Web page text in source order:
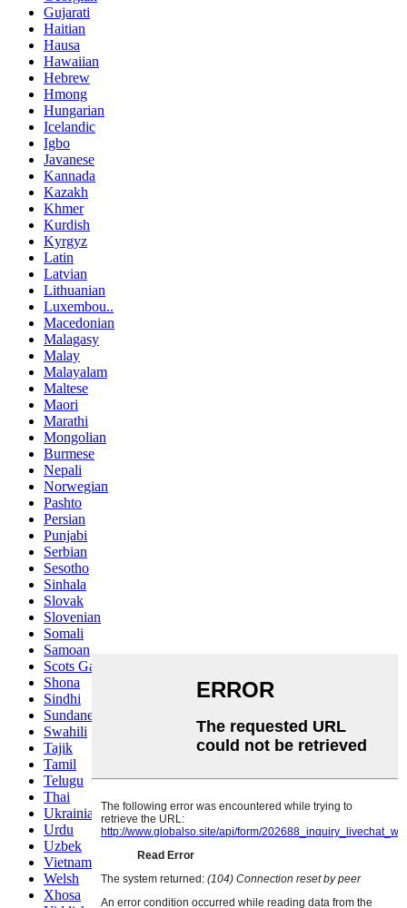
Gujarati
Haitian
Hausa
Hawaiian
Hebrew
Hmong
Hungarian
Icelandic
Igbo
Javanese
Kannada
Kazakh
Khmer
Kurdish
Kyrgyz
Latin
Latvian
Lithuanian
Luxembou..
Macedonian
Malagasy
Malay
Malayalam
Maltese
Maori
Marathi
Mongolian
Burmese
Nepali
Norwegian
Pashto
Persian
Punjabi
Serbian
Sesotho
Sinhala
Slovak
Slovenian
Somali
Samoan
Scots Gaelic
Shona
Sindhi
Sundanese
Swahili
Tajik
Tamil
Telugu
Thai
Ukrainian
Urdu
Uzbek
Vietnamese
Welsh
Xhosa